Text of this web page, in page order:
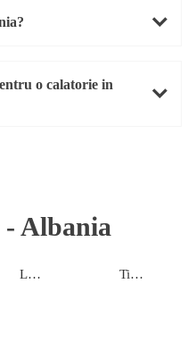
o calatorie in
- Albania
Lezhë Tirana